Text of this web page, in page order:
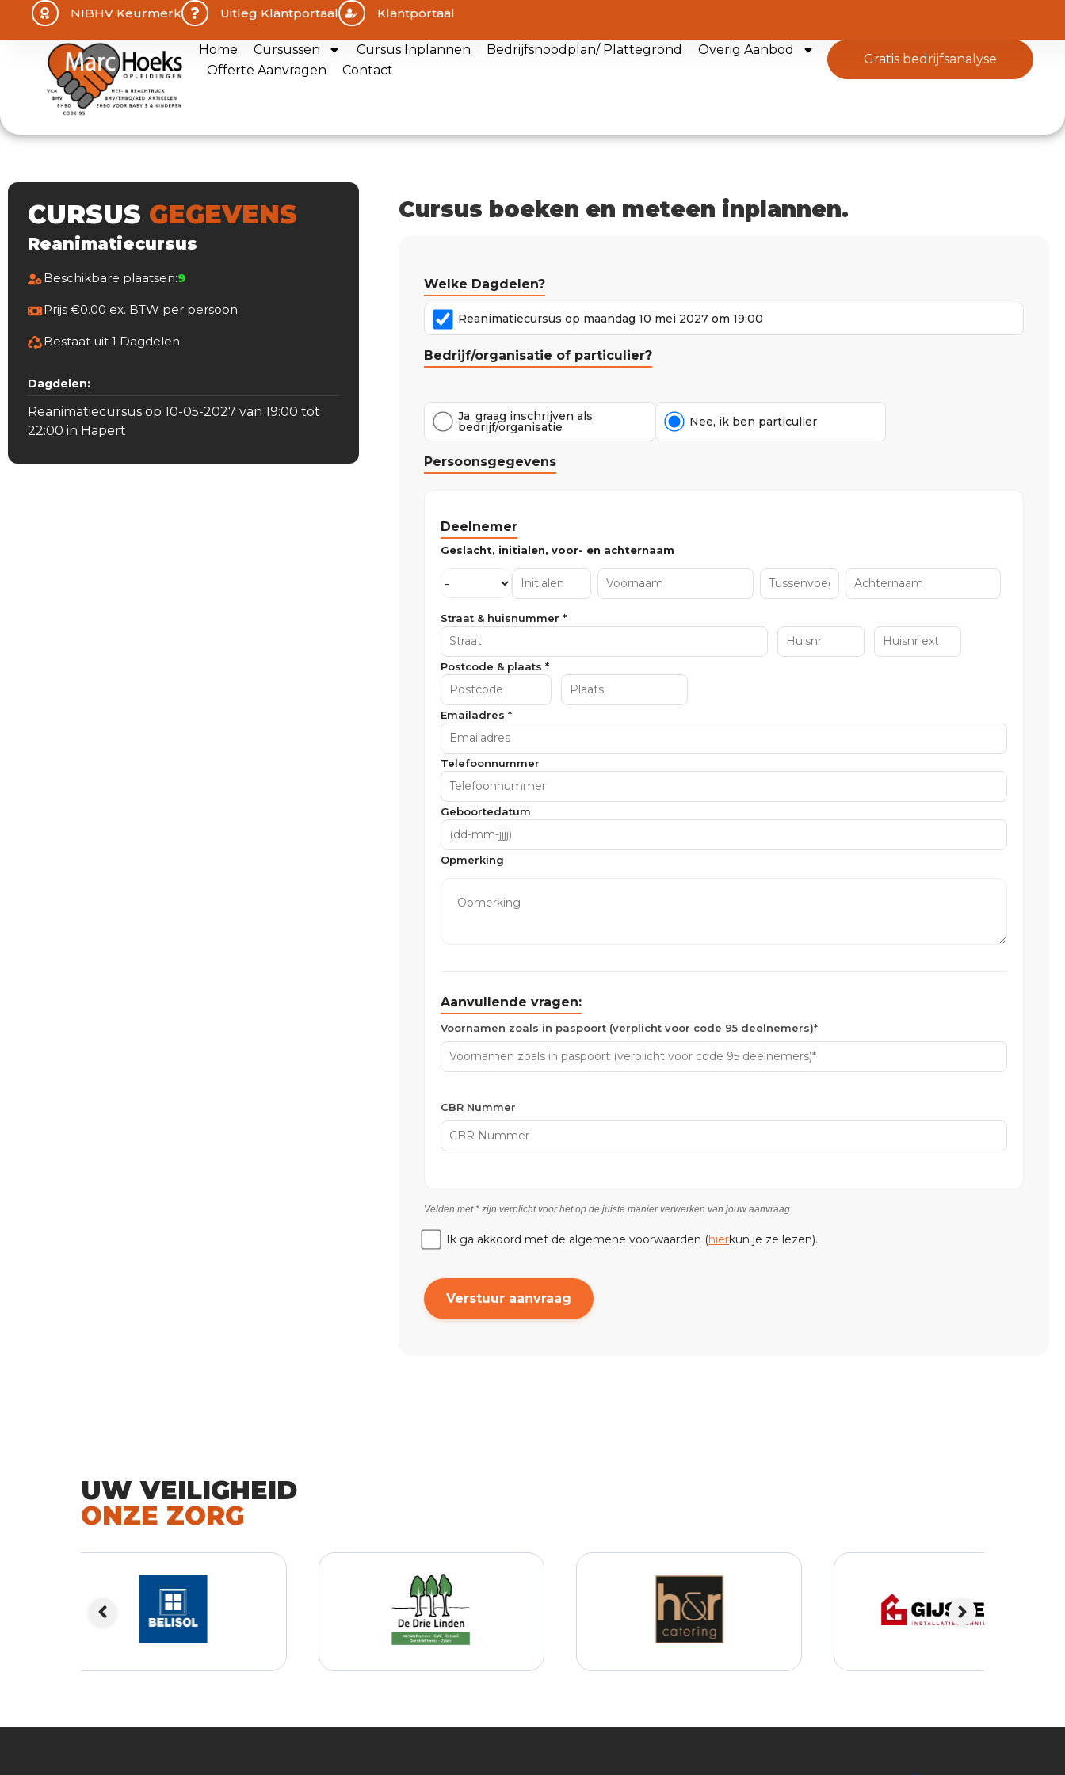
NIBHV Keurmerk Uitleg Klantportaal Klantportaal
Home Cursussen Cursus Inplannen Bedrijfsnoodplan/ Plattegrond
Overig Aanbod
Offerte Aanvragen
Contact
gratis bedrijfsanalyse
CURSUS GEGEVENS
Reanimatiecursus
Beschikbare plaatsen:9
Prijs €0.00 ex. BTW per persoon
Bestaat uit 1 Dagdelen
Dagdelen:
Reanimatiecursus op 10-05-2027 van 19:00 tot
22:00 in Hapert
Cursus boeken en meteen inplannen.
Welke Dagdelen?
Reanimatiecursus op maandag 10 mei 2027 om 19:00
Bedrijf/organisatie of particulier?
Ja, graag inschrijven als
bedrijf/organisatie Nee, ik ben particulier
Persoonsgegevens
Deelnemer
Straat & huisnummer *
Postcode & plaats *
Emailadres *
Telefoonnummer
Geboortedatum
Opmerking
Aanvullende vragen:
Voornamen zoals in paspoort (verplicht voor code 95 deelnemers)*
CBR Nummer
Velden met * zijn verplicht voor het op de juiste manier verwerken van jouw aanvraag
Ik ga akkoord met de algemene voorwaarden (hierkun je ze lezen).
Verstuur aanvraag
UW VEILIGHEID
ONZE ZORG